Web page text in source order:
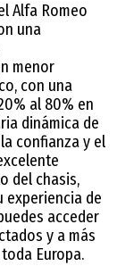
Alfa Romeo
una
menor
con una
al 80% en
dinámica de
confianza y el
del chasis,
experiencia de
acceder
y a más
Europa.